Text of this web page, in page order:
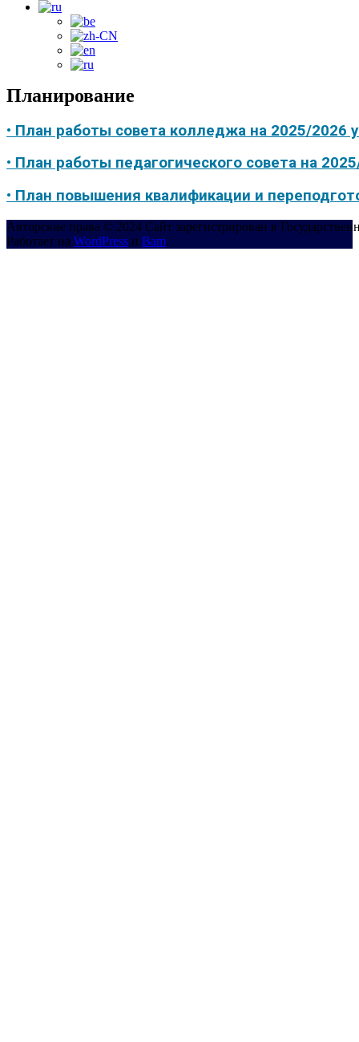
Планирование
• План работы совета колледжа на 2025/2026
• План работы педагогического совета на
• План повышения квалификации и
Авторские права © 2024 Сайт зарегистрирован в
Работает на WordPress и Bam.